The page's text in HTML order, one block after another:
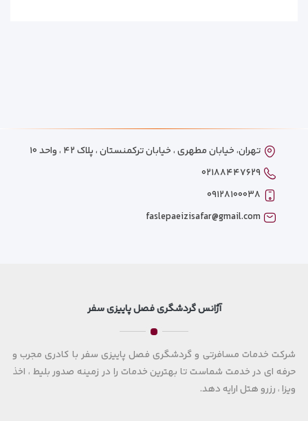
تهران، خیابان مطهری ، خیابان ترکمنستان ، پلاک ۴۲ ، واحد ۱۰
۰۲۱۸۸۴۴۷۶۲۹
۰۹۱۲۸۱۰۰۰۳۸
faslepaeizisafar@gmail.com
آژانس گردشگری فصل پاییزی سفر
شرکت خدمات مسافرتی و گردشگری فصل پاییزی سفر با کادری مجرب و
حرفه ای در خدمت شماست تا بهترین خدمات را در زمینه صدور بلیط ، اخذ
ویزا ، رزرو هتل ارایه دهد.